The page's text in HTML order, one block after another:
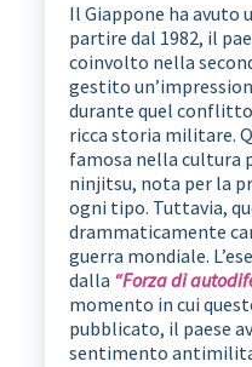
Il Giappone ha avuto
partire dal 1982, il
coinvolto nella
gestito
durante quel
ricca storia militare.
famosa nella cultura
ninjitsu, nota per la
ogni tipo. Tuttavia,
drammaticamente
guerra mondiale.
dalla “Forza di
momento in cui
pubblicato, il paese
sentimento